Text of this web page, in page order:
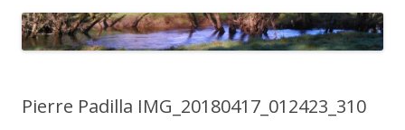
Pierre Padilla IMG_20180417_012423_310